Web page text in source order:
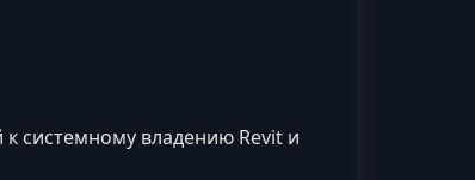
к системному владению Revit и